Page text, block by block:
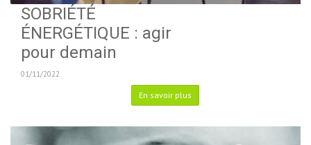
SOBRIÉTÉ
ÉNERGÉTIQUE : agir
pour demain
01/11/2022
En savoir plus